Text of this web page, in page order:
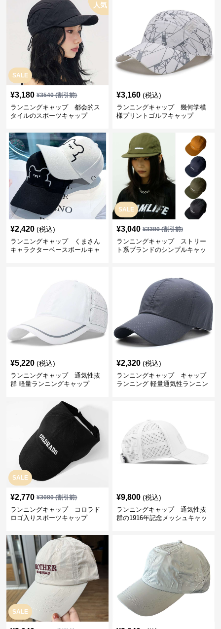
SALE
人気
¥3,180 ¥3540(割引前)
ランニングキャップ 都会的ス
タイルのスポーツキャップ
¥3,160 (税込)
ランニングキャップ 幾何学模
様プリントゴルフキャップ
¥2,420 (税込)
ランニングキャップ くまさん
キャラクターベースボールキャ
SALE
¥3,040 ¥3380(割引前)
ランニングキャップ ストリー
ト系ブランドのシンプルキャッ
¥5,220 (税込)
ランニングキャップ 通気性抜
群 軽量ランニングキャップ
¥2,320 (税込)
ランニングキャップ キャップ
ランニング 軽量通気性ランニン
SALE
¥2,770 ¥3080(割引前)
ランニングキャップ コロラド
ロゴ入りスポーツキャップ
¥9,800 (税込)
ランニングキャップ 通気性抜
群の1916年記念メッシュキャッ
SALE